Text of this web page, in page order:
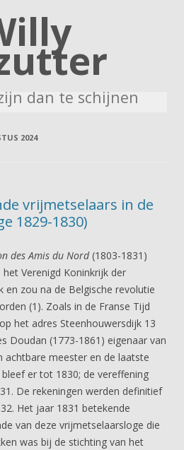
dan te schijnen
2024
vrijmetselaars in de
1829-1830)
des Amis du Nord(1803-1831)
Verenigd Koninkrijk der
en zou na de Belgische revolutie
(1). Zoals in de Franse Tijd
het adres Steenhouwersdijk 13
Doudan (1773-1861) eigenaar van
achtbare meester en de laatste
er tot 1830; de vereffening
De rekeningen werden definitief
Het jaar 1831 betekende
van deze vrijmetselaarsloge die
was bij de stichting van het